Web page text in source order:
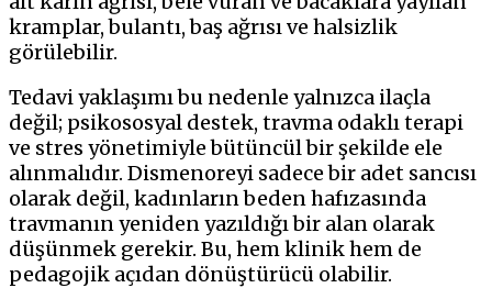
kramplar, bulantı, baş ağrısı ve halsizlik
görülebilir.
Tedavi yaklaşımı bu nedenle yalnızca ilaçla
değil; psikososyal destek, travma odaklı terapi
ve stres yönetimiyle bütüncül bir şekilde ele
alınmalıdır. Dismenoreyi sadece bir adet sancısı
olarak değil, kadınların beden hafızasında
travmanın yeniden yazıldığı bir alan olarak
düşünmek gerekir. Bu, hem klinik hem de
pedagojik açıdan dönüştürücü olabilir.